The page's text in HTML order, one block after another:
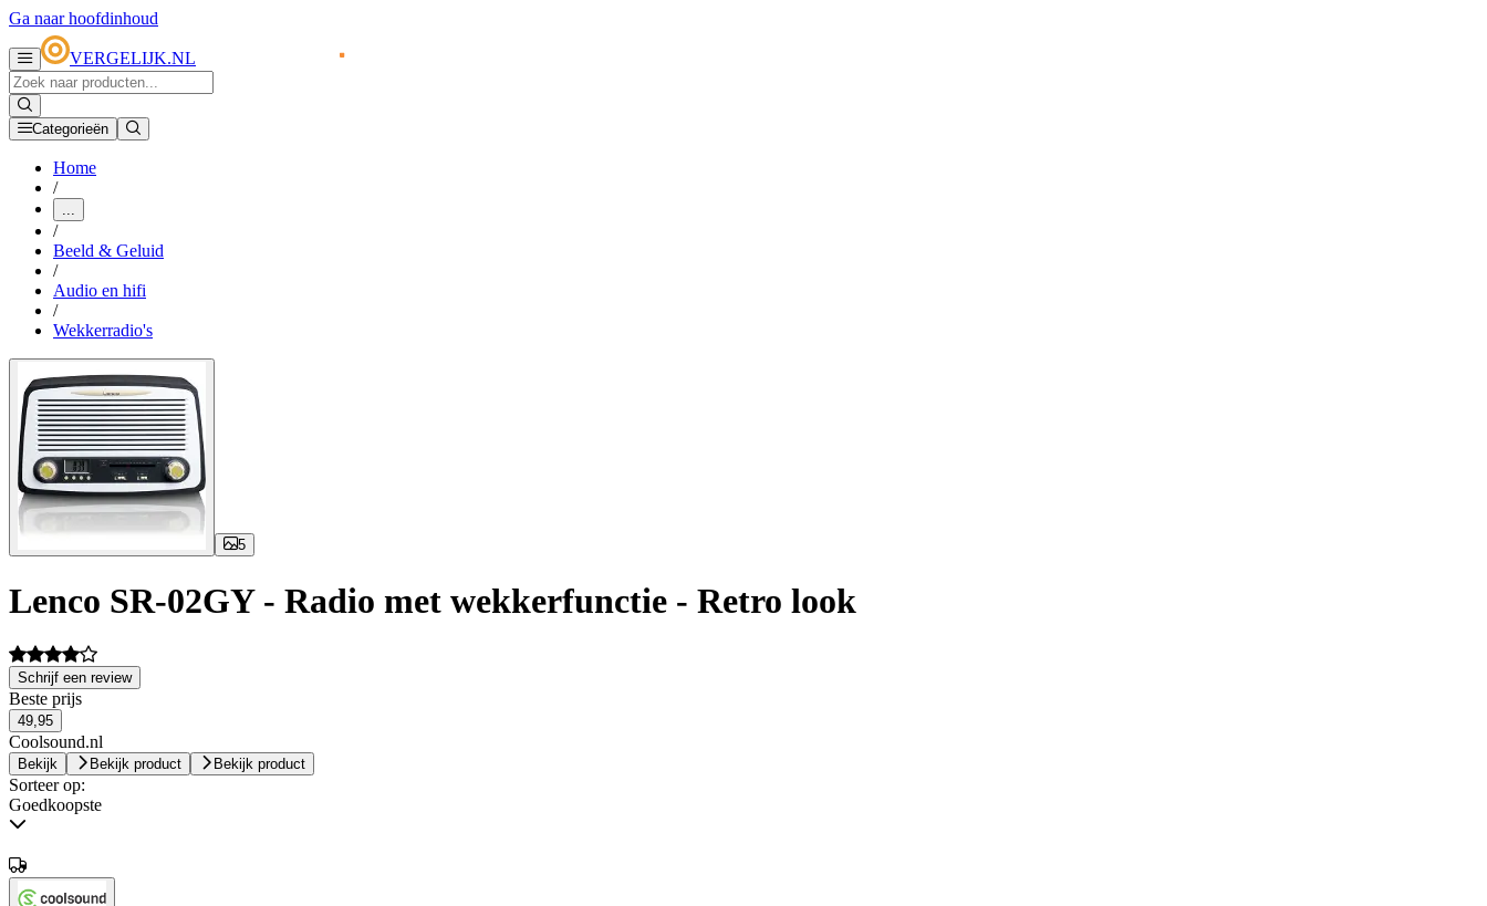
Ga naar hoofdinhoud
VERGELIJK.NL
Categorieën
Home
/
...
/
Beeld & Geluid
/
Audio en hifi
/
Wekkerradio's
5
Lenco SR-02GY - Radio met wekkerfunctie - Retro look
Schrijf een review
Beste prijs
49,95
Coolsound.nl
Bekijk Bekijk product Bekijk product
Sorteer op:
Goedkoopste